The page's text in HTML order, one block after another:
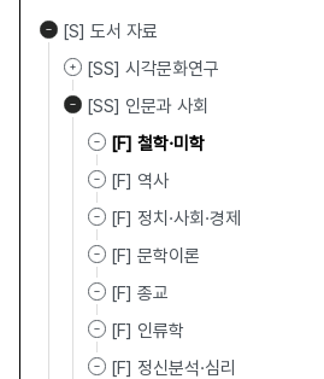
[S] 도서 자료
[SS] 시각문화연구
[SS] 인문과 사회
[F] 철학·미학
[F] 역사
[F] 정치·사회·경제
[F] 문학이론
[F] 종교
[F] 인류학
[F] 정신분석·심리